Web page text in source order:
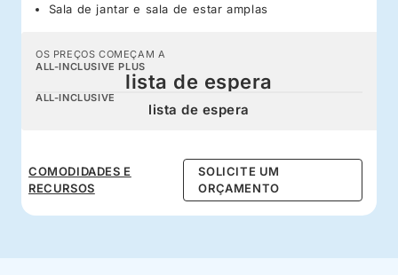
Sala de jantar e sala de estar amplas
OS PREÇOS COMEÇAM A
ALL-INCLUSIVE PLUS
lista de espera
ALL-INCLUSIVE
lista de espera
COMODIDADES E
RECURSOS
SOLICITE UM
ORÇAMENTO